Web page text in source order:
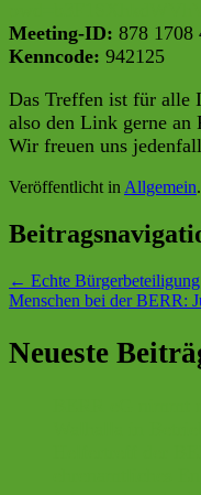
Meeting-ID: 878 1708
Kenncode: 942125
Das Treffen ist für alle
also den Link gerne an
Wir freuen uns
Veröffentlicht in Allgemein.
← Echte
Menschen bei der BERR:
Neueste